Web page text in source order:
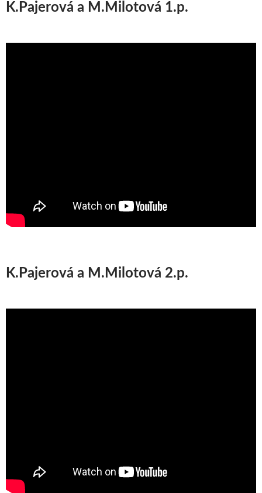
K.Pajerová a M.Milotová 1.p.
K.Pajerová a M.Milotová 2.p.